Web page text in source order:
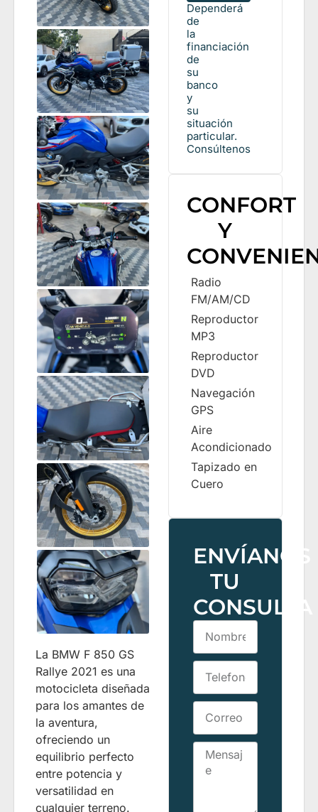
La BMW F 850 GS
Rallye 2021 es una
motocicleta diseñada
para los amantes de
la aventura,
ofreciendo un
equilibrio perfecto
entre potencia y
versatilidad en
cualquier terreno.
Dependerá
de
la
financiación
de
su
banco
y
su
situación
particular.
Consúltenos
CONFORT
Y
Radio
FM/AM/CD
Reproductor
MP3
Reproductor
DVD
Navegación
GPS
Aire
Acondicionado
Tapizado en
Cuero
ENVÍANOS
TU
CONSULTA